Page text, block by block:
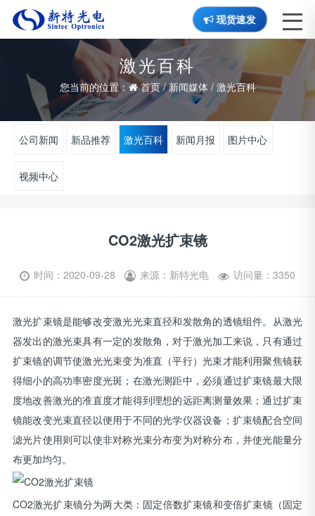
现货速发
激光百科
您当前的位置： 首页/新闻媒体/ 激光百科
公司新闻 新品推荐 激光百科 新闻月报 图片中心
视频中心
CO2激光扩束镜
时间：2020-09-28 来源：新特光电 访问量：3350
激光扩束镜是能够改变激光光束直径和发散角的透镜组件。从激光
器发出的激光束具有一定的发散角，对于激光加工来说，只有通过
扩束镜的调节使激光光束变为准直（平行）光束才能利用聚焦镜获
得细小的高功率密度光斑；在激光测距中，必须通过扩束镜最大限
度地改善激光的准直度才能得到理想的远距离测量效果；通过扩束
镜能改变光束直径以便用于不同的光学仪器设备；扩束镜配合空间
滤光片使用则可以使非对称光束分布变为对称分布，并使光能量分
布更加均匀。
CO2激光扩束镜分为两大类：固定倍数扩束镜和变倍扩束镜（固定